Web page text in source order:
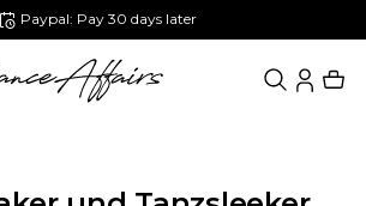
Paypal: Pay 30 days later